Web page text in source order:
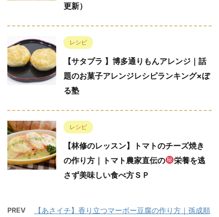
更新）
レシピ
【サタプラ 】博多通りもんアレンジ｜話
題のお菓子アレンジレシピランキング×ぼ
る塾
レシピ
【林修のレッスン】トマトのチーズ焼き
の作り方｜トマト農家直伝の
栄養を逃
さず美味しい食べ方ＳＰ
PREV
【あさイチ】香り立つマーボー豆腐の作り方｜孫成順